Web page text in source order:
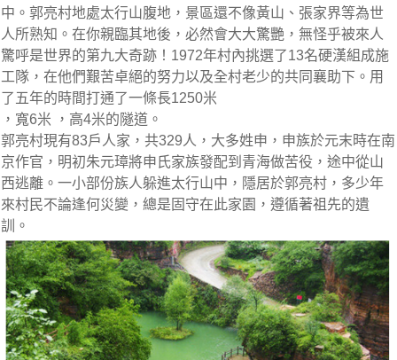
中。郭亮村地處太行山腹地，景區還不像黃山、張家界等為世
人所熟知。在你親臨其地後，必然會大大驚艷，無怪乎被來人
驚呼是世界的第九大奇跡！1972年村內挑選了13名硬漢組成施
工隊，在他們艱苦卓絕的努力以及全村老少的共同襄助下。用
了五年的時間打通了一條長1250米
，寬6米 ，高4米的隧道。
郭亮村現有83戶人家，共329人，大多姓申，申族於元末時在南
京作官，明初朱元璋將申氏家族發配到青海做苦役，途中從山
西逃離。一小部份族人躲進太行山中，隱居於郭亮村，多少年
來村民不論逢何災變，總是固守在此家園，遵循著祖先的遺
訓。